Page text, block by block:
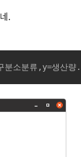
.
소분류,y=생산